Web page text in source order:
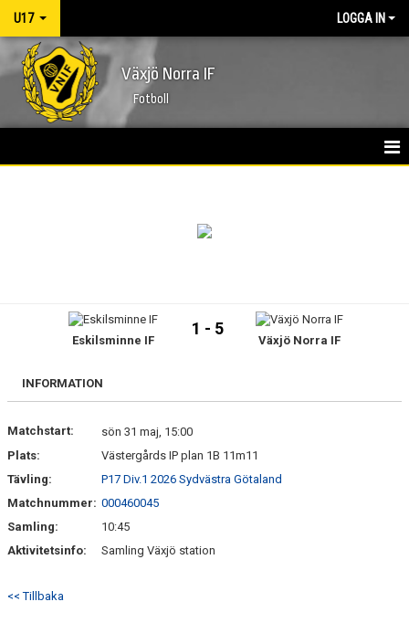
U17 LOGGA IN
Växjö Norra IF
Fotboll
BILDGALLERI
KONTAKT
Eskilsminne IF
1 - 5
Växjö Norra IF
INFORMATION
Matchstart:
sön 31 maj, 15:00
Plats:
Västergårds IP plan 1B 11m11
Tävling:
P17 Div.1 2026 Sydvästra Götaland
Matchnummer: 000460045
Samling:
10:45
Aktivitetsinfo:
Samling Växjö station
<< Tillbaka